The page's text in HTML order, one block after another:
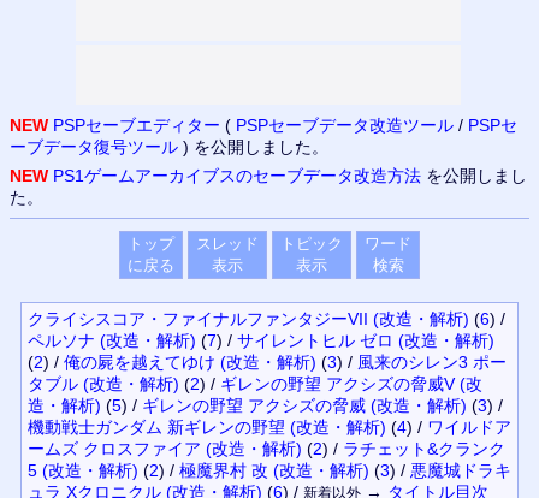
NEW PSPセーブエディター ( PSPセーブデータ改造ツール / PSPセ
ーブデータ復号ツール ) を公開しました。
NEW PS1ゲームアーカイブスのセーブデータ改造方法 を公開しまし
た。
トップ
に戻る
スレッド
表示
トピック
表示
ワード
検索
クライシスコア・ファイナルファンタジーVII (改造・解析) (6) /
ペルソナ (改造・解析) (7) / サイレントヒル ゼロ (改造・解析)
(2) / 俺の屍を越えてゆけ (改造・解析) (3) / 風来のシレン3 ポー
タブル (改造・解析) (2) / ギレンの野望 アクシズの脅威V (改
造・解析) (5) / ギレンの野望 アクシズの脅威 (改造・解析) (3) /
機動戦士ガンダム 新ギレンの野望 (改造・解析) (4) / ワイルドア
ームズ クロスファイア (改造・解析) (2) / ラチェット&クランク
5 (改造・解析) (2) / 極魔界村 改 (改造・解析) (3) / 悪魔城ドラキ
ュラ Xクロニクル (改造・解析) (6) / 新着以外 → タイトル目次